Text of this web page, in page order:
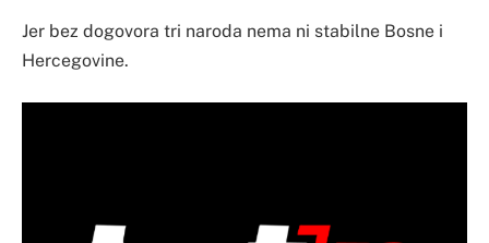
Jer bez dogovora tri naroda nema ni stabilne Bosne i
Hercegovine.